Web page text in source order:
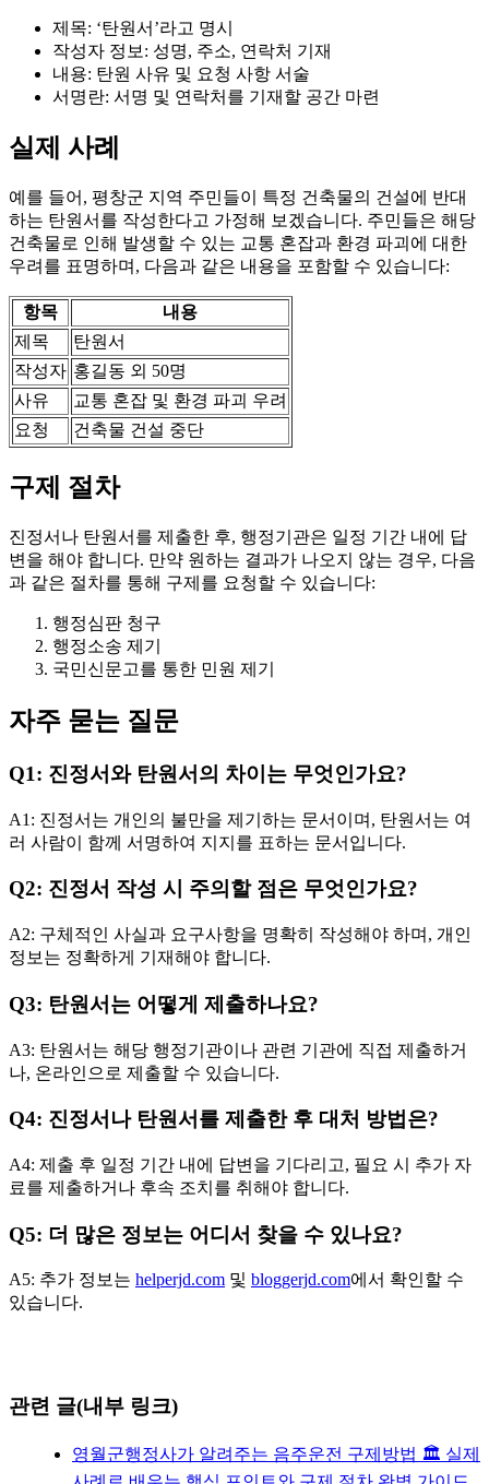
제목: ‘탄원서’라고 명시
작성자 정보: 성명, 주소, 연락처 기재
내용: 탄원 사유 및 요청 사항 서술
서명란: 서명 및 연락처를 기재할 공간 마련
실제 사례
예를 들어, 평창군 지역 주민들이 특정 건축물의 건설에 반대
하는 탄원서를 작성한다고 가정해 보겠습니다. 주민들은 해당
건축물로 인해 발생할 수 있는 교통 혼잡과 환경 파괴에 대한
우려를 표명하며, 다음과 같은 내용을 포함할 수 있습니다:
항목
내용
제목
탄원서
작성자 홍길동 외 50명
사유
교통 혼잡 및 환경 파괴 우려
요청
건축물 건설 중단
구제 절차
진정서나 탄원서를 제출한 후, 행정기관은 일정 기간 내에 답
변을 해야 합니다. 만약 원하는 결과가 나오지 않는 경우, 다음
과 같은 절차를 통해 구제를 요청할 수 있습니다:
행정심판 청구
행정소송 제기
국민신문고를 통한 민원 제기
자주 묻는 질문
Q1: 진정서와 탄원서의 차이는 무엇인가요?
A1: 진정서는 개인의 불만을 제기하는 문서이며, 탄원서는 여
러 사람이 함께 서명하여 지지를 표하는 문서입니다.
Q2: 진정서 작성 시 주의할 점은 무엇인가요?
A2: 구체적인 사실과 요구사항을 명확히 작성해야 하며, 개인
정보는 정확하게 기재해야 합니다.
Q3: 탄원서는 어떻게 제출하나요?
A3: 탄원서는 해당 행정기관이나 관련 기관에 직접 제출하거
나, 온라인으로 제출할 수 있습니다.
Q4: 진정서나 탄원서를 제출한 후 대처 방법은?
A4: 제출 후 일정 기간 내에 답변을 기다리고, 필요 시 추가 자
료를 제출하거나 후속 조치를 취해야 합니다.
Q5: 더 많은 정보는 어디서 찾을 수 있나요?
A5: 추가 정보는 helperjd.com 및 bloggerjd.com에서 확인할 수
있습니다.
관련 글(내부 링크)
영월군행정사가 알려주는 음주운전 구제방법 🏛️ 실제